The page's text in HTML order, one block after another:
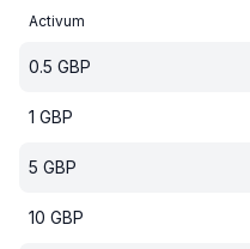
Activum
0.5 GBP
1 GBP
5 GBP
10 GBP